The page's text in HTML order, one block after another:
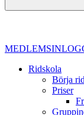
Ridskola
Börja
Priser